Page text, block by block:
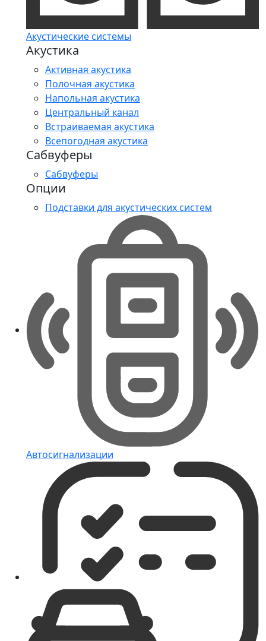
Акустические системы
Акустика
Активная акустика
Полочная акустика
Напольная акустика
Центральный канал
Встраиваемая акустика
Всепогодная акустика
Сабвуферы
Сабвуферы
Опции
Подставки для акустических систем
Автосигнализации